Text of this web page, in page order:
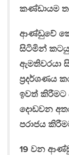
කණ්ඩායම
ආණ්ඩුවේ
සිටිමින්
ඇමතිවරයා
ප‍්‍රදර්ශණය
ඉවත් කිරීමට
දොඩවන
පරාජය
19 වන